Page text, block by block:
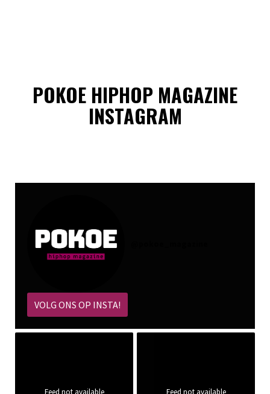
POKOE HIPHOP MAGAZINE
INSTAGRAM
VOLG ONS OP INSTA!
Feed not available Feed not available